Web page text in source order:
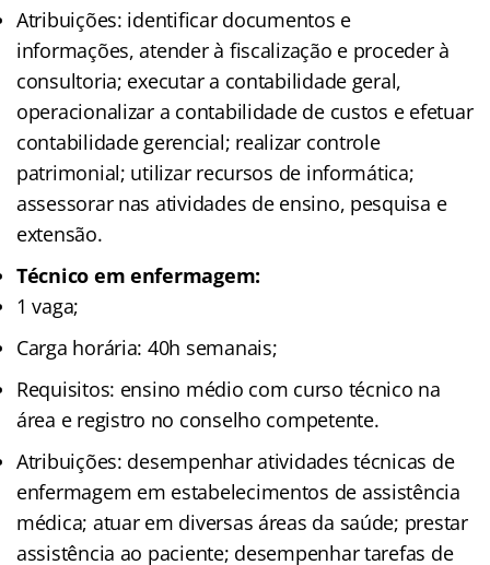
Atribuições: identificar documentos e
informações, atender à fiscalização e proceder à
consultoria; executar a contabilidade geral,
operacionalizar a contabilidade de custos e efetuar
contabilidade gerencial; realizar controle
patrimonial; utilizar recursos de informática;
assessorar nas atividades de ensino, pesquisa e
extensão.
Técnico em enfermagem:
1 vaga;
Carga horária: 40h semanais;
Requisitos: ensino médio com curso técnico na
área e registro no conselho competente.
Atribuições: desempenhar atividades técnicas de
enfermagem em estabelecimentos de assistência
médica; atuar em diversas áreas da saúde; prestar
assistência ao paciente; desempenhar tarefas de